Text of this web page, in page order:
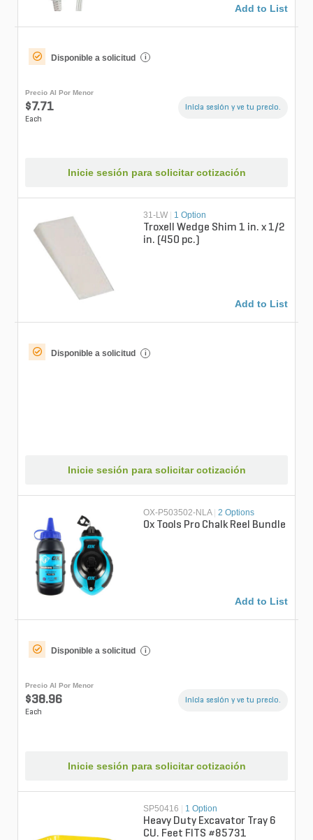
Add to List
Disponible a solicitud i
Precio Al Por Menor
$7.71
Each
Inicia sesión y ve tu precio.
Inicie sesión para solicitar cotización
31-LW 1 Option
Troxell Wedge Shim 1 in. x 1/2
in. (450 pc.)
Add to List
Disponible a solicitud i
Inicie sesión para solicitar cotización
OX-P503502-NLA 2 Options
Ox Tools Pro Chalk Reel Bundle
Add to List
Disponible a solicitud i
Precio Al Por Menor
$38.96
Each
Inicia sesión y ve tu precio.
Inicie sesión para solicitar cotización
SP50416 | 1 Option
Heavy Duty Excavator Tray 6
CU. Feet FITS #85731